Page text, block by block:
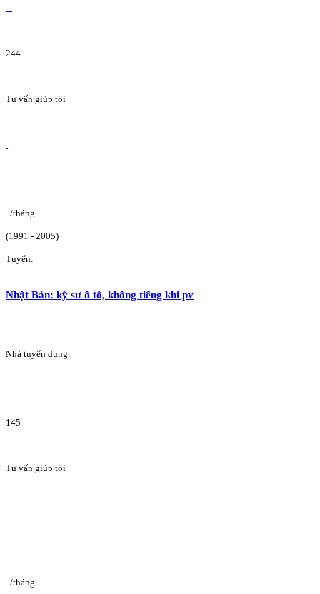
244
Tư vấn giúp tôi
/tháng
(1991 - 2005)
Tuyển:
Nhật Bản: kỹ sư ô tô, không tiếng khi pv
Nhà tuyển dụng:
145
Tư vấn giúp tôi
/tháng